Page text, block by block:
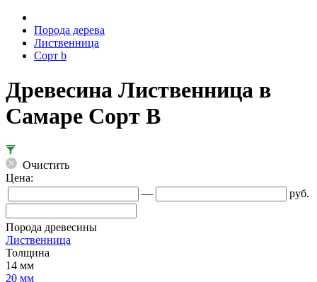
Порода дерева
Лиственница
Сорт b
Древесина Лиственница в
Самаре Сорт B
Очистить
Цена:
—
руб.
Порода древесины
Лиственница
Толщина
14 мм
20 мм